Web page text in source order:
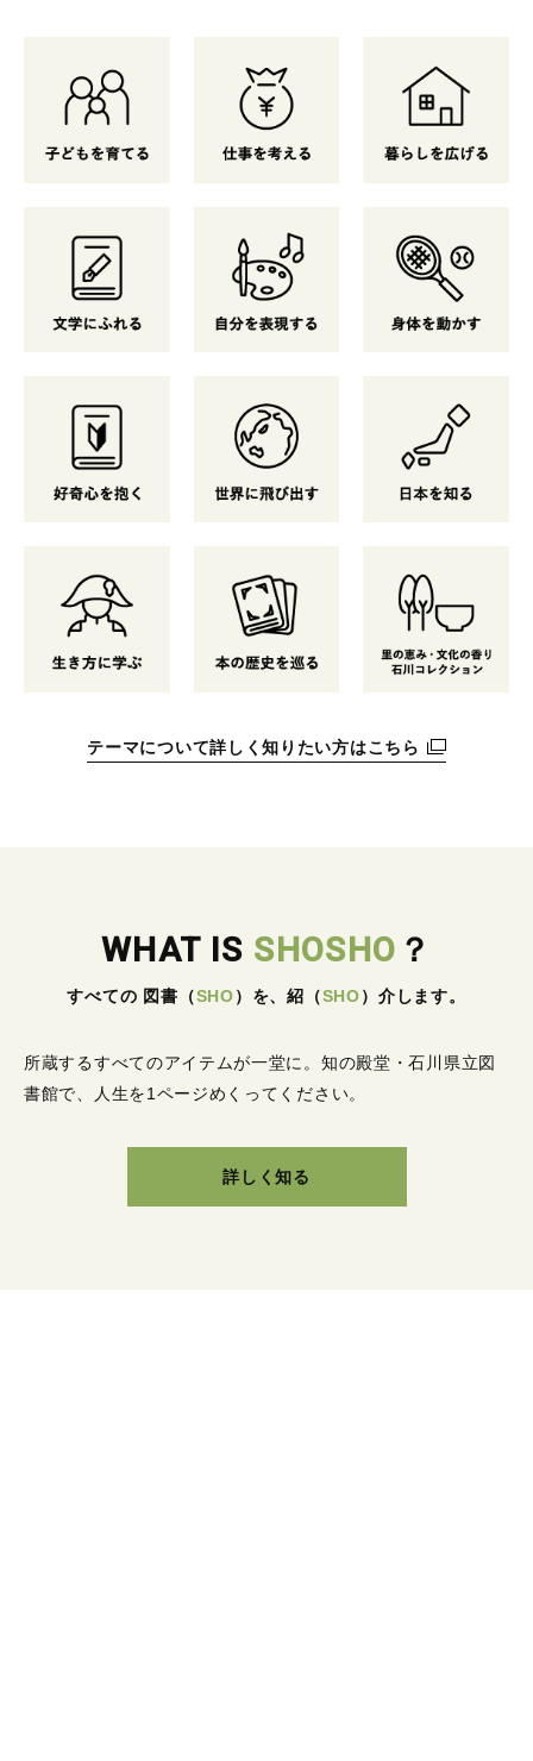
テーマについて詳しく知りたい方はこちら
WHAT IS SHOSHO ？
すべての 図書 （SHO） を、紹 （SHO） 介します。
所蔵するすべてのアイテムが一堂に。 知の殿堂・石川県立図
書館で、人生を1ページめくってください。
詳しく知る